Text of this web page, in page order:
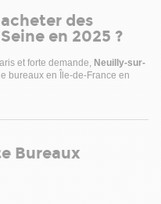
des
en 2025 ?
et forte demande, Neuilly-sur-
bureaux en Île-de-France en
Bureaux